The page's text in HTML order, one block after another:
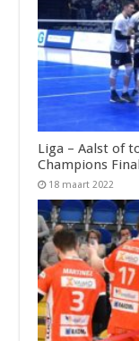
Liga – Aalst of
Champions
18 maart 2022